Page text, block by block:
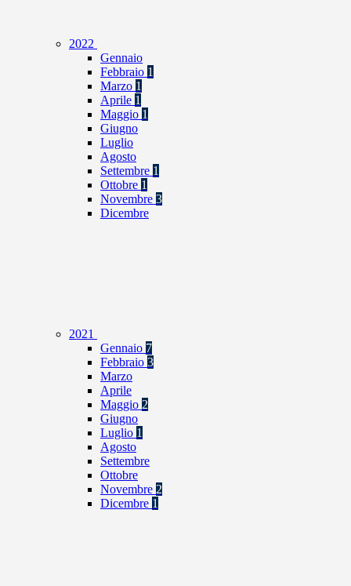
2022
Gennaio
Febbraio 1
Marzo 1
Aprile 1
Maggio 1
Giugno
Luglio
Agosto
Settembre 1
Ottobre 1
Novembre 3
Dicembre
2021
Gennaio 7
Febbraio 3
Marzo
Aprile
Maggio 2
Giugno
Luglio 1
Agosto
Settembre
Ottobre
Novembre 2
Dicembre 1